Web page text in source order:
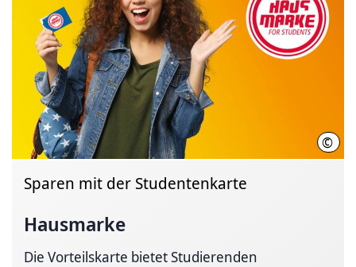
©
Sparen mit der Studentenkarte
Hausmarke
Die Vorteilskarte bietet Studierenden